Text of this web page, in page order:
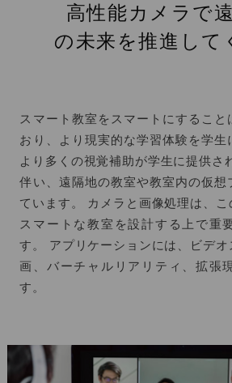
高性能カメラで
の未来を推進して
スマート教室をスマートにすること
おり、より現実的な学習体験を学生
より多くの視覚補助が学生に提供さ
伴い、遠隔地の教室や教室内の仮想
ています。 カメラと画像処理は、
スマートな教室を設計する上で重
す。 アプリケーションには、ビデ
画、バーチャルリアリティ、拡張
す。